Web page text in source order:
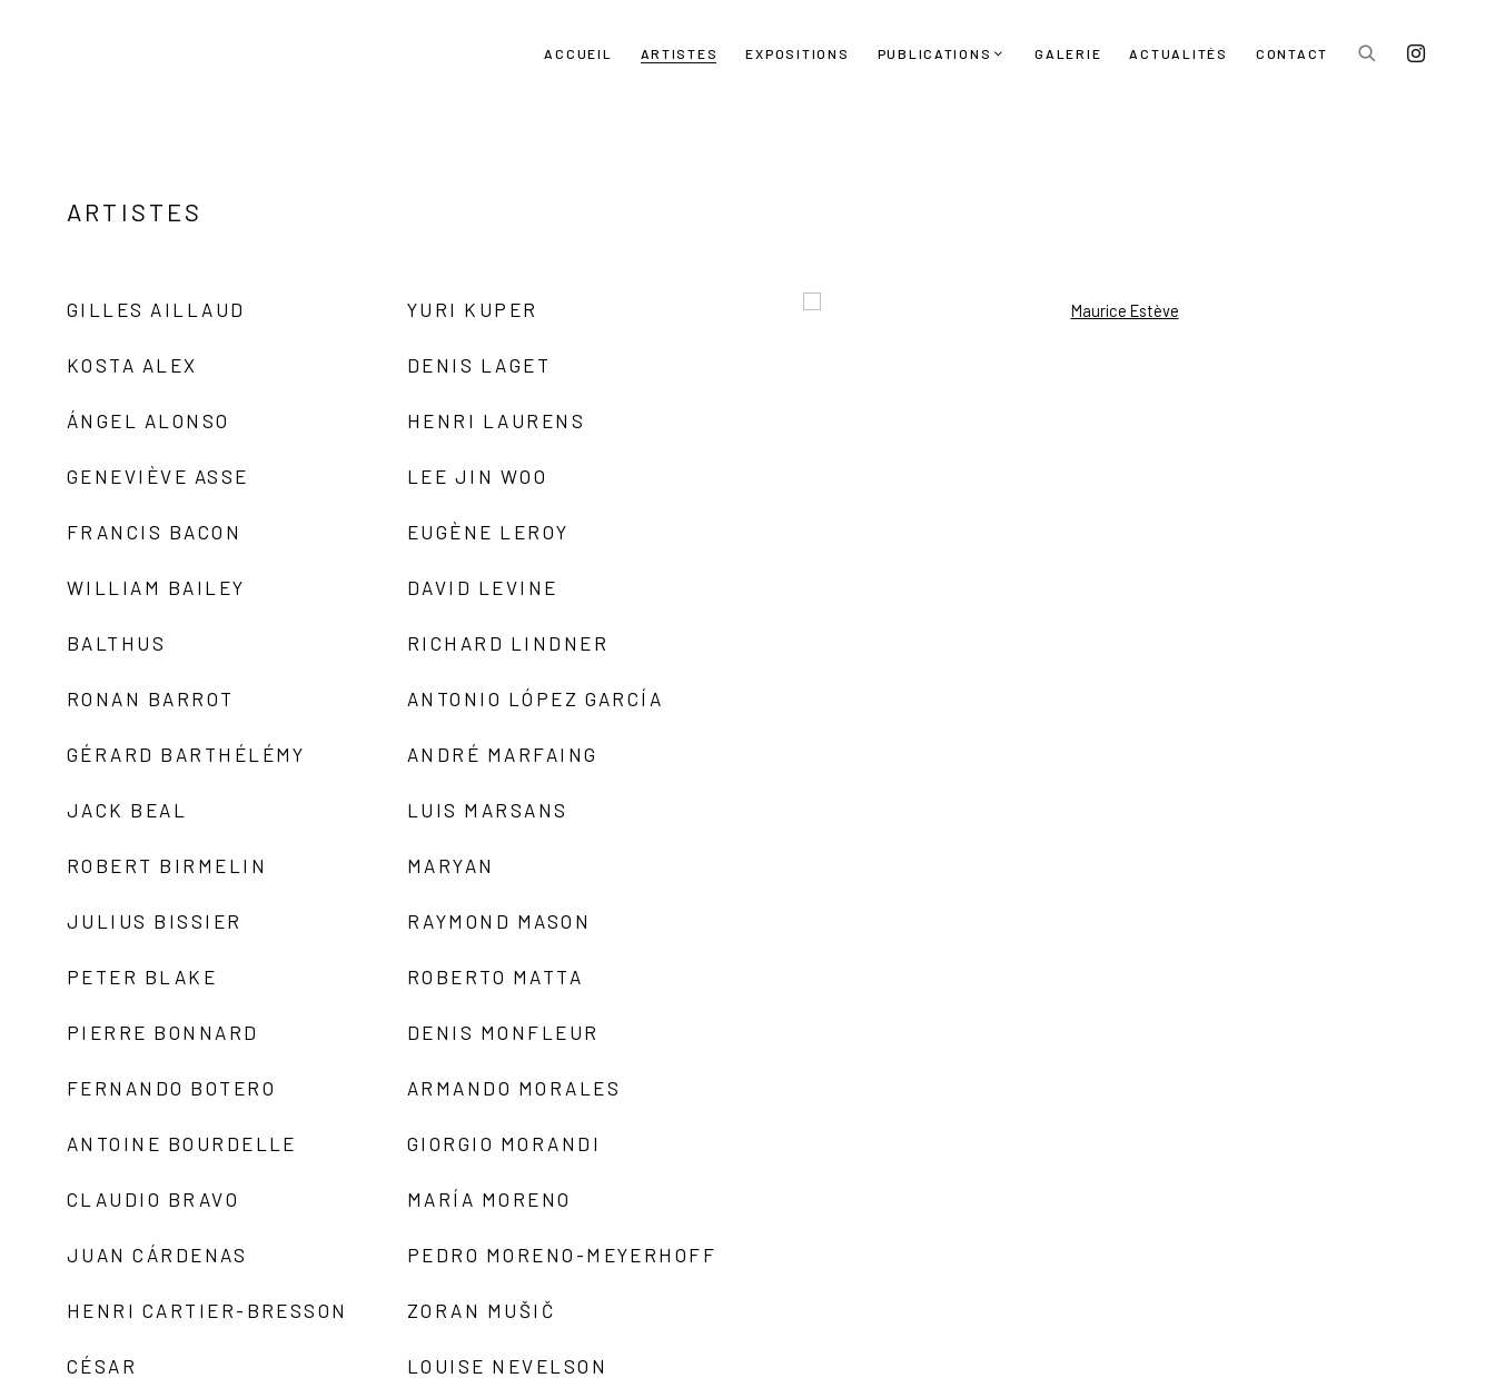
ACCUEIL ARTISTES EXPOSITIONS PUBLICATIONS GALERIE ACTUALITÉS CONTACT
ARTISTES
GILLES AILLAUD
KOSTA ALEX
ÁNGEL ALONSO
GENEVIÈVE ASSE
FRANCIS BACON
WILLIAM BAILEY
BALTHUS
RONAN BARROT
GÉRARD BARTHÉLÉMY
JACK BEAL
ROBERT BIRMELIN
JULIUS BISSIER
PETER BLAKE
PIERRE BONNARD
FERNANDO BOTERO
ANTOINE BOURDELLE
CLAUDIO BRAVO
JUAN CÁRDENAS
HENRI CARTIER-BRESSON
CÉSAR
YURI KUPER
DENIS LAGET
HENRI LAURENS
LEE JIN WOO
EUGÈNE LEROY
DAVID LEVINE
RICHARD LINDNER
ANTONIO LÓPEZ GARCÍA
ANDRÉ MARFAING
LUIS MARSANS
MARYAN
RAYMOND MASON
ROBERTO MATTA
DENIS MONFLEUR
ARMANDO MORALES
GIORGIO MORANDI
MARÍA MORENO
PEDRO MORENO-MEYERHOFF
ZORAN MUŠIČ
LOUISE NEVELSON